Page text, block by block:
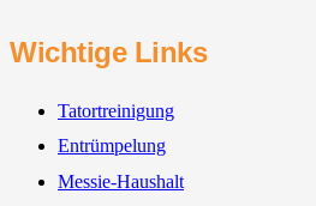
Wichtige Links
Tatortreinigung
Entrümpelung
Messie-Haushalt